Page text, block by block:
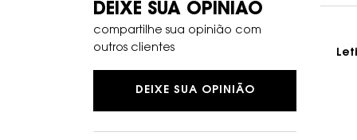
DEIXE SUA OPINIÃO
compartilhe sua opinião com
outros clientes
DEIXE SUA OPINIÃO